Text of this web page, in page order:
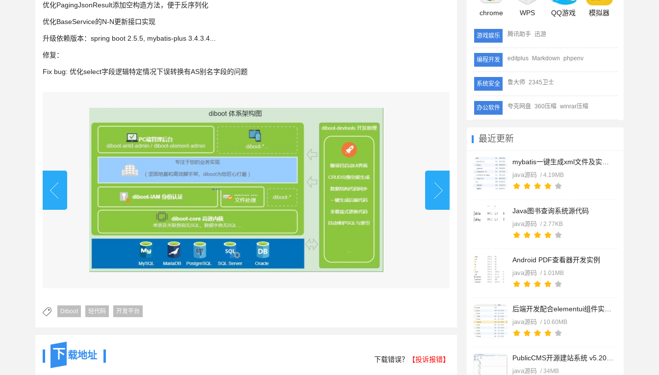
chrome WPS QQ游戏 模拟器
游戏娱乐 腾讯助手 迅游
编程开发 editplus Markdown phpenv
系统安全 鲁大师 2345卫士
办公软件 夸克网盘 360压缩 winrar压缩
最近更新
java源码 / 4.19MB
Java图书查询系统源代码
java源码 / 2.77KB
Android PDF查看器开发实例
java源码 / 1.01MB
java源码 / 10.60MB
java源码 / 34MB
优化PagingJsonResult添加空构造方法，便于反序列化
优化BaseService的N-N更新接口实现
升级依赖版本：spring boot 2.5.5, mybatis-plus 3.4.3.4...
修复：
Fix bug: 优化select字段逻辑特定情况下误转换有AS别名字段的问题
Diboot 轻代码 开发平台
下 载地址 下载错误？ 【投诉报错】